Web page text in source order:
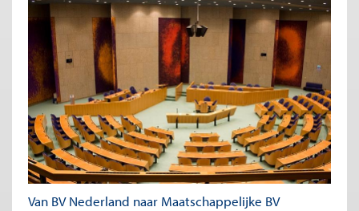
Van BV Nederland naar Maatschappelijke BV